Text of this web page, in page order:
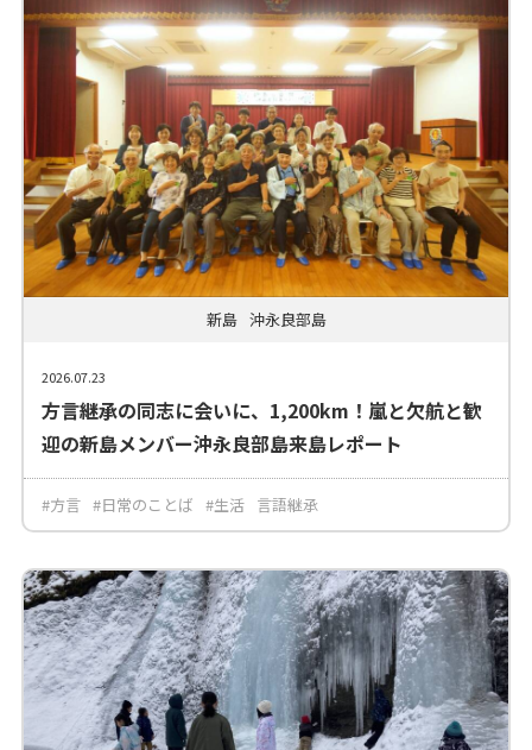
新島 沖永良部島
2026.07.23
方言継承の同志に会いに、1,200km！嵐と欠航と歓
迎の新島メンバー沖永良部島来島レポート
#方言 #日常のことば #生活 言語継承